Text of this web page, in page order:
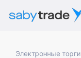
Электронные